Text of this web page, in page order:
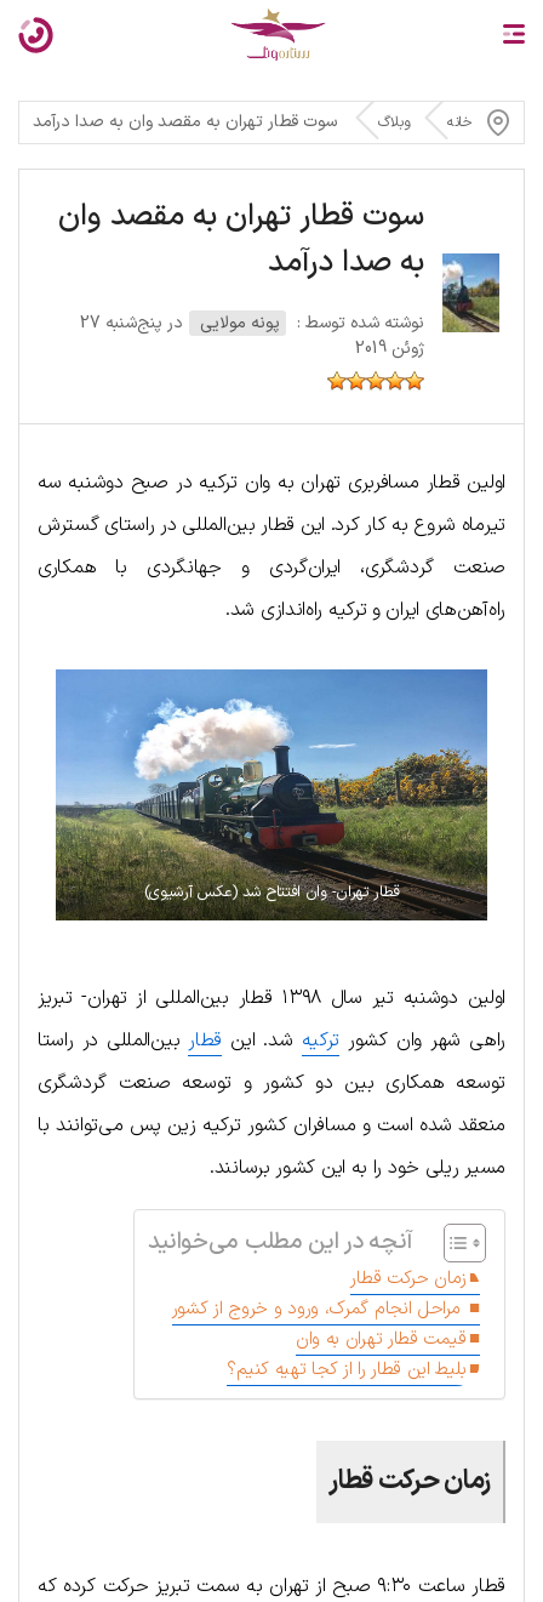
خانه وبلاگ سوت قطار تهران به مقصد وان به صدا درآمد
سوت قطار تهران به مقصد وان
به صدا درآمد
نوشته شده توسط : پونه مولایی
در پنج‌شنبه 27
ژوئن 2019
اولین قطار مسافربری تهران به وان ترکیه در صبح دوشنبه سه
تیرماه شروع به کار کرد. این قطار بین‌المللی در راستای گسترش
صنعت گردشگری، ایران‌گردی و جهانگردی با همکاری
راه‌آهن‌های ایران و ترکیه راه‌اندازی شد.
قطار تهران- وان افتتاح شد (عکس آرشیوی)
اولین دوشنبه تیر سال ۱۳۹۸ قطار بین‌المللی از تهران- تبریز
راهی شهر وان کشور ترکیه شد. این قطار بین‌المللی در راستا
توسعه همکاری بین دو کشور و توسعه صنعت گردشگری
منعقد شده است و مسافران کشور ترکیه زین پس می‌توانند با
مسیر ریلی خود را به این کشور برسانند.
آنچه در این مطلب می‌خوانید
زمان حرکت قطار
مراحل انجام گمرک، ورود و خروج از کشور
قیمت قطار تهران به وان
بلیط این قطار را از کجا تهیه کنیم؟
زمان حرکت قطار
قطار ساعت ۹:۳۰ صبح از تهران به سمت تبریز حرکت کرده که